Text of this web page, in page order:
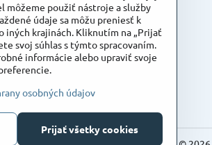
máme skutočne na sklade
odberu, alebo na odoslanie!
môžeme použiť nástroje a služby
údaje sa môžu preniesť k
iných krajinách. Kliknutím na „Prijať
svoj súhlas s týmto spracovaním.
informácie alebo upraviť svoje
osobných údajov
Prijať všetky cookies